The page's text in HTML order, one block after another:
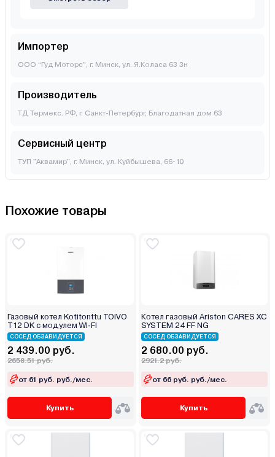
Импортер
ООО “Гуд Моторс”, г. Минск, ул. Я.Коласа 63 3н
Производитель
ТД Термекс. РФ, г. Санкт-Петербург, Благодатная дом 63
Сервисный центр
ТУП "Аквамир", г. Минск, ул. Куйбышева, 66-10
Похожие товары
Газовый котел Kotitonttu TOIVO
T12 DK с модулем WI-FI
СОСЕД ОБЗАВИДУЕТСЯ
2 439.00 руб.
2658.51 руб.
от 61 руб. руб./мес.
Купить
Котел газовый Ariston CARES XC
SYSTEM 24 FF NG
СОСЕД ОБЗАВИДУЕТСЯ
2 680.00 руб.
2921.2 руб.
от 66 руб. руб./мес.
Купить